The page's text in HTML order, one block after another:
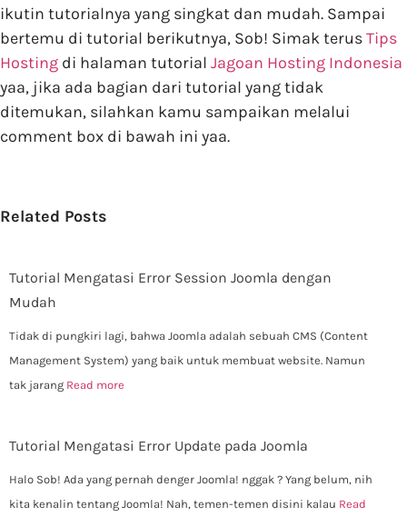
ikutin tutorialnya yang singkat dan mudah. Sampai
bertemu di tutorial berikutnya, Sob! Simak terusTips
Hosting di halaman tutorial Jagoan Hosting Indonesia
yaa, jika ada bagian dari tutorial yang tidak
ditemukan, silahkan kamu sampaikan melalui
comment box di bawah ini yaa.
Related Posts
Tutorial Mengatasi Error Session Joomla dengan
Mudah
Tidak di pungkiri lagi, bahwa Joomla adalah sebuah CMS (Content
Management System) yang baik untuk membuat website. Namun
tak jarang Read more
Tutorial Mengatasi Error Update pada Joomla
Halo Sob! Ada yang pernah denger Joomla! nggak ? Yang belum, nih
kita kenalin tentang Joomla! Nah, temen-temen disini kalau Read